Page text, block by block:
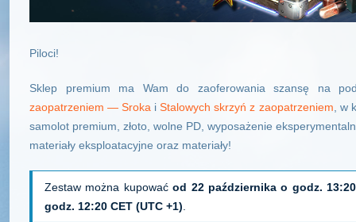
Piloci!
Sklep premium ma Wam do zaoferowania szansę na
zaopatrzeniem — Sroka iStalowych skrzyń z zaopatrzeniem , w
samolot premium, złoto, wolne PD, wyposażenie
materiały eksploatacyjne oraz materiały!
Zestaw można kupowaćod 22 października o godz.
godz. 12:20 CET (UTC +1)